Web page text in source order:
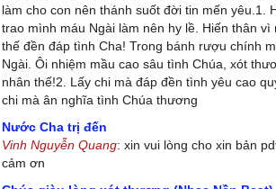
làm cho con nên thánh suốt đời tin mến yêu.1.
trao mình máu Ngài làm nên hy lề. Hiến thân vì
thế đền đáp tình Cha! Trong bánh rượu chính
Ngài. Ôi nhiệm mầu cao sâu tình Chúa, xót
nhân thế!2. Lấy chi mà đáp đền tình yêu cao
chi mà ân nghĩa tình Chúa thương
Nước Cha trị đến
Vinh Nguyễn Quang: xin vui lòng cho xin bản
cảm ơn